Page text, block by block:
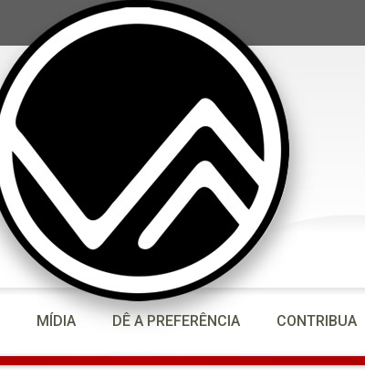
MÍDIA DÊ A PREFERÊNCIA CONTRIBUA